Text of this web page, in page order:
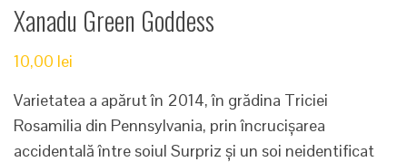
Xanadu Green Goddess
10,00 lei
Varietatea a apărut în 2014, în grădina Triciei
Rosamilia din Pennsylvania, prin încrucișarea
accidentală între soiul Surpriz și un soi neidentificat